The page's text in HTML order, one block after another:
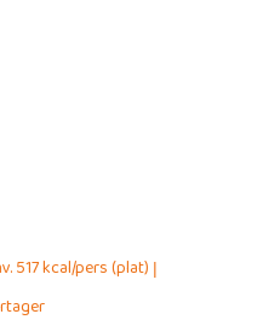
517 kcal/pers (plat)